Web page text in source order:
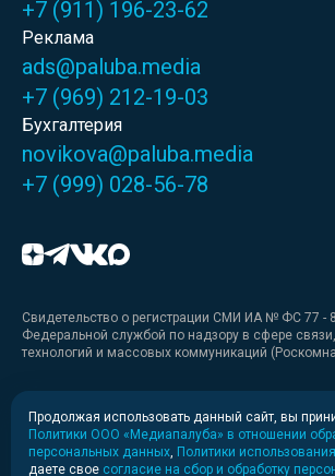
+7 (911) 196-23-62
Реклама
ads@paluba.media
+7 (969) 212-19-03
Бухгалтерия
novikova@paluba.media
+7 (999) 028-56-78
Свидетельство о регистрации СМИ ИА № ФС 77 -
Федеральной службой по надзору в сфере
технологий и массовых коммуникаций
Медиакит
Медиакит для печати
Продолжая использовать данный сайт, вы
Политики ООО «Медиапалуба» в отношении
персональных данных Политики
даете свое согласие на сбор и обработку